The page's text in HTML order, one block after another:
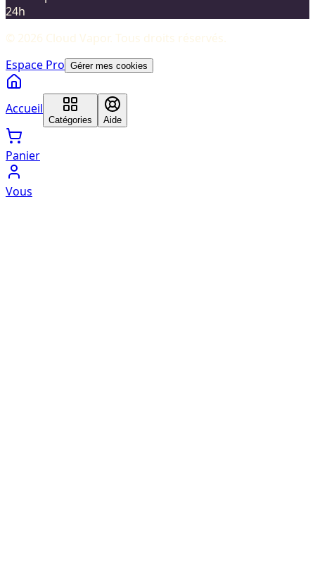
24h
© 2026 Cloud Vapor. Tous droits réservés.
Espace Pro Gérer mes cookies
Accueil
Catégories Aide
Panier
Vous